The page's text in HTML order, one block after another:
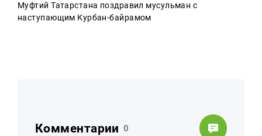
Муфтий Татарстана поздравил мусульман с
наступающим Курбан-байрамом
Комментарии 0